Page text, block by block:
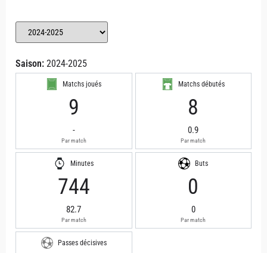
Saison: 2024-2025
Matchs joués
9
-
Par match
Matchs débutés
8
0.9
Par match
Minutes
744
82.7
Par match
Buts
0
0
Par match
Passes décisives